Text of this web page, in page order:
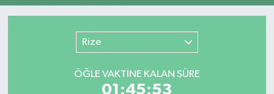
Rize
ÖĞLE VAKTİNE KALAN SÜRE
01:45:53
Süper Lig Puan Durumu ve Fikstür
Son Dakika Haberleri